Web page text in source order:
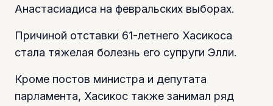
Анастасиадиса на февральских выборах.
Причиной отставки 61-летнего Хасикоса
стала тяжелая болезнь его супруги Элли.
Кроме постов министра и депутата
парламента, Хасикос также занимал ряд